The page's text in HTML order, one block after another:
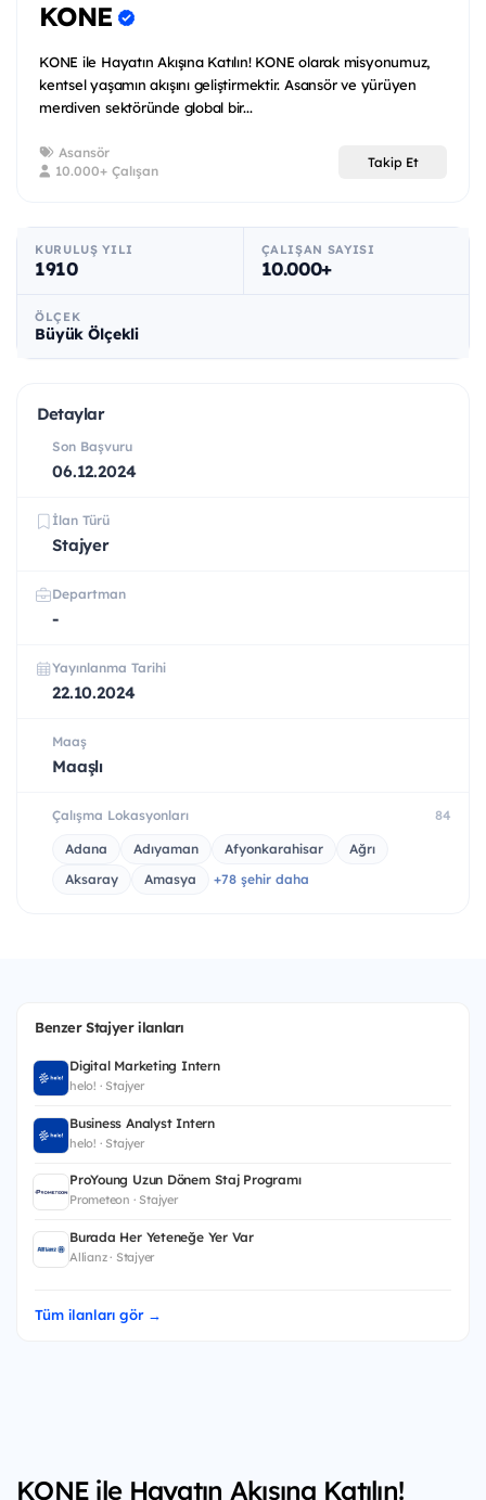
KONE
KONE ile Hayatın Akışına Katılın! KONE olarak misyonumuz,
kentsel yaşamın akışını geliştirmektir. Asansör ve yürüyen
merdiven sektöründe global bir...
Asansör
10.000+ Çalışan
Takip Et
KURULUŞ YILI
1910
ÇALIŞAN SAYISI
10.000+
ÖLÇEK
Büyük Ölçekli
Detaylar
Son Başvuru
06.12.2024
İlan Türü
Stajyer
Departman
-
Yayınlanma Tarihi
22.10.2024
Maaş
Maaşlı
Çalışma Lokasyonları 84
Adana Adıyaman Afyonkarahisar
Ağrı
Aksaray
Amasya +78 şehir daha
Benzer Stajyer ilanları
Digital Marketing Intern
helo! · Stajyer
Business Analyst Intern
helo! · Stajyer
ProYoung Uzun Dönem Staj Programı
Prometeon · Stajyer
Burada Her Yeteneğe Yer Var
Allianz · Stajyer
Tüm ilanları gör →
KONE ile Hayatın Akışına Katılın!